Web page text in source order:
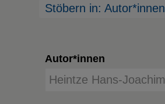
Stöbern in: Autor*innen
Autor*innen